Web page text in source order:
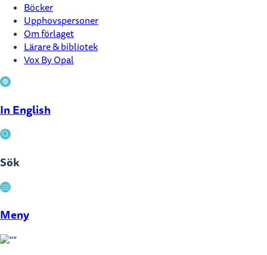
Böcker
Upphovspersoner
Om förlaget
Lärare & bibliotek
Vox By Opal
In English
Sök
Stäng
Meny